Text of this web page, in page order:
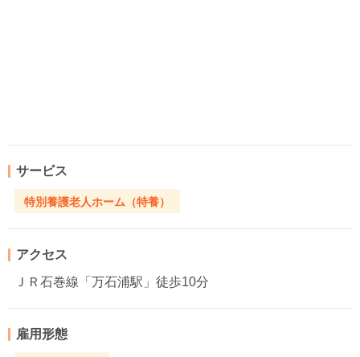
サービス
特別養護老人ホーム（特養）
アクセス
ＪＲ石巻線「万石浦駅」徒歩10分
雇用形態